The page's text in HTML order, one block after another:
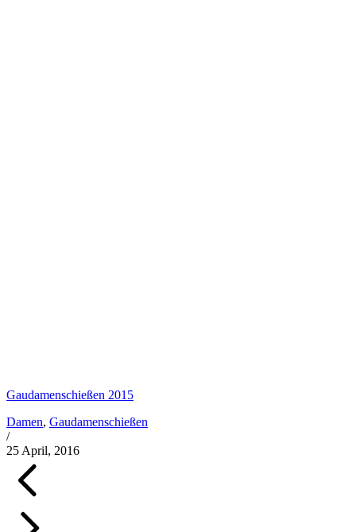
Gaudamenschießen 2015
Damen, Gaudamenschießen
/
25 April, 2016